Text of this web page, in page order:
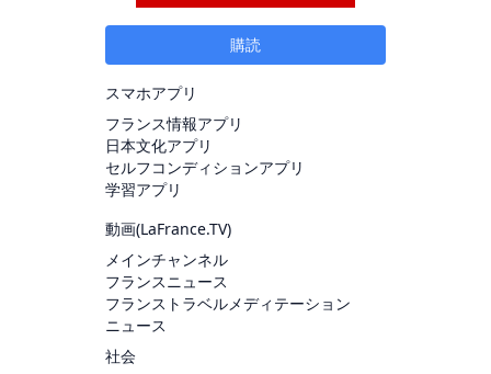
購読
スマホアプリ
フランス情報アプリ
日本文化アプリ
セルフコンディションアプリ
学習アプリ
動画(LaFrance.TV)
メインチャンネル
フランスニュース
フランストラベルメディテーション
ニュース
社会